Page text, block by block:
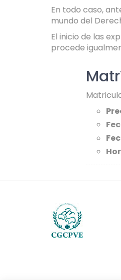
En todo caso,
mundo del
El inicio de las
procede